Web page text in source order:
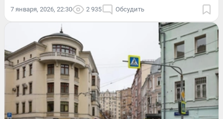
7 января, 2026, 22:30 2 935 Обсудить